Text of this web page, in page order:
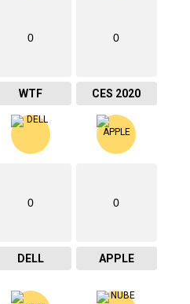
0
WTF
0
CES 2020
0
DELL
0
APPLE